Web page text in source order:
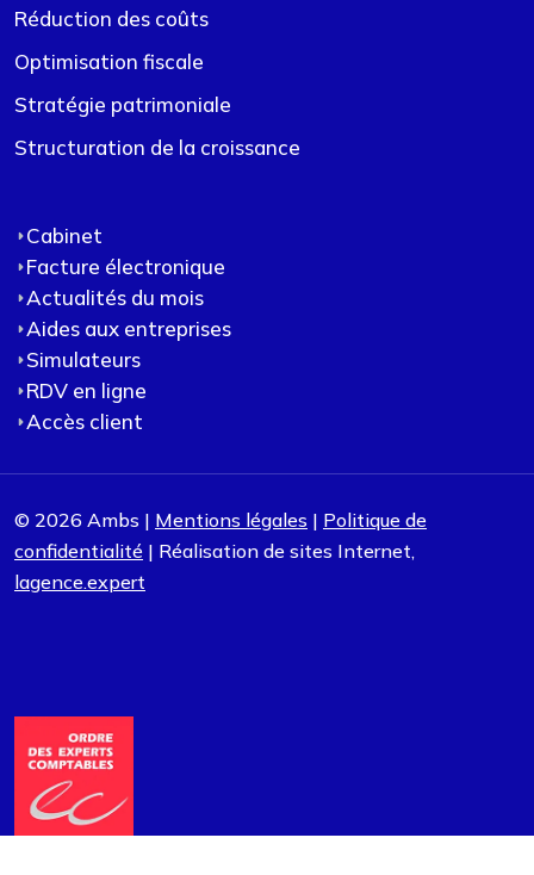
Réduction des coûts
Optimisation fiscale
Stratégie patrimoniale
Structuration de la croissance
Cabinet
Facture électronique
Actualités du mois
Aides aux entreprises
Simulateurs
RDV en ligne
Accès client
© 2026 Ambs | Mentions légales | Politique de
confidentialité | Réalisation de sites Internet,
lagence.expert